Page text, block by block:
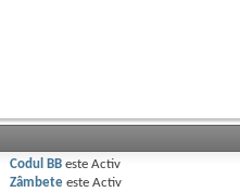
Codul BB esteActiv
Zâmbete esteActiv